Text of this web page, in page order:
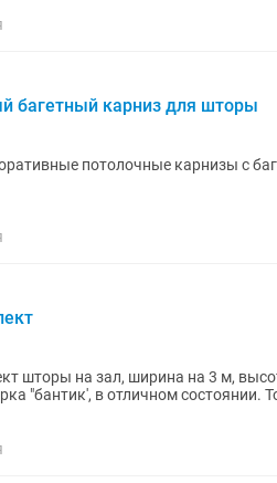
багетный карниз для шторы
потолочные карнизы с
шторы на зал, ширина на 3 м,
"бантик', в отличном состоянии.